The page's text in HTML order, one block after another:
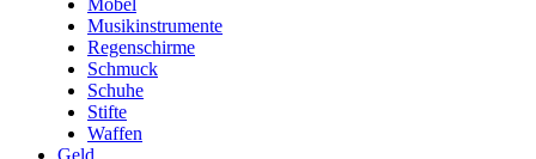
Musikinstrumente
Regenschirme
Schmuck
Schuhe
Stifte
Waffen
Geld